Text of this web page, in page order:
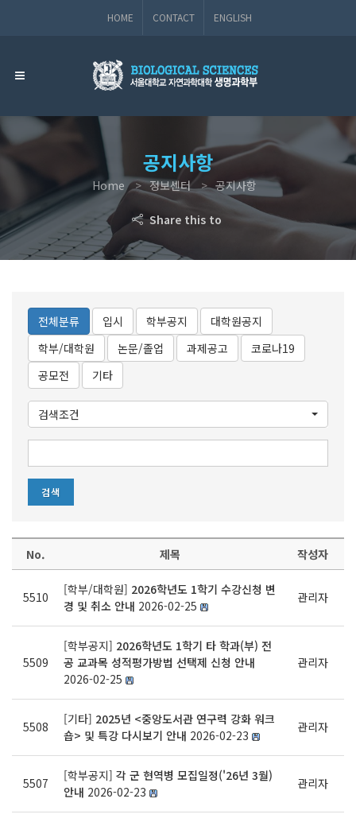
HOME CONTACT ENGLISH
공지사항
Home 정보센터 공지사항
Share this to
전체분류 입시 학부공지
대학원공지
학부/대학원
논문/졸업 과제공고
코로나19
공모전
기타
검색조건
No. 제목 작성자
5510 [학부/대학원] 2026학년도 1학기 수강신청 변
경 및 취소 안내 2026-02-25
관리자
5509
[학부공지] 2026학년도 1학기 타 학과(부) 전
공 교과목 성적평가방법 선택제 신청 안내
2026-02-25
관리자
5508 [기타] 2025년 <중앙도서관 연구력 강화 워크
숍> 및 특강 다시보기 안내 2026-02-23
관리자
5507 [학부공지] 각 군 현역병 모집일정('26년 3월)
안내 2026-02-23
관리자